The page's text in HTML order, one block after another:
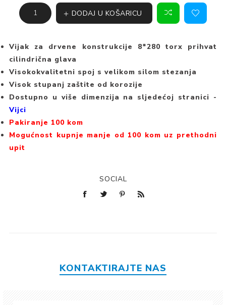
DODAJ U KOŠARICU
Vijak za drvene konstrukcije 8*280 torx prihvat
cilindrična glava
Visokokvalitetni spoj s velikom silom stezanja
Visok stupanj zaštite od korozije
Dostupno u više dimenzija na sljedećoj stranici -
Vijci
Pakiranje 100 kom
Mogućnost kupnje manje od 100 kom uz prethodni
upit
SOCIAL
KONTAKTIRAJTE NAS